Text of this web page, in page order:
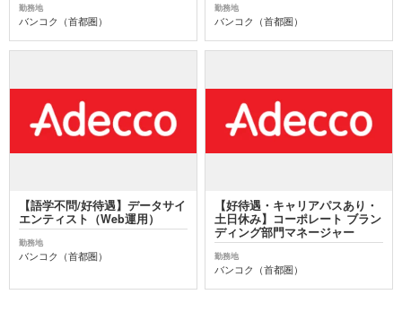
勤務地
バンコク（首都圏）
勤務地
バンコク（首都圏）
【語学不問/好待遇】データサイ
エンティスト（Web運用）
勤務地
バンコク（首都圏）
【好待遇・キャリアパスあり・
土日休み】コーポレート ブラン
ディング部門マネージャー
勤務地
バンコク（首都圏）